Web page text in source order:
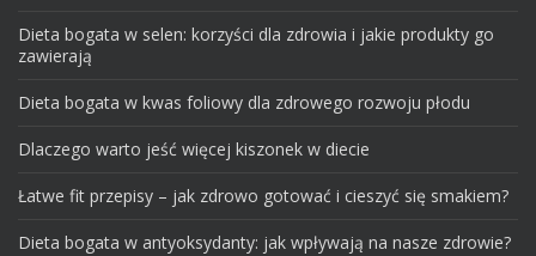
Dieta bogata w selen: korzyści dla zdrowia i jakie produkty go
zawierają
Dieta bogata w kwas foliowy dla zdrowego rozwoju płodu
Dlaczego warto jeść więcej kiszonek w diecie
Łatwe fit przepisy – jak zdrowo gotować i cieszyć się smakiem?
Dieta bogata w antyoksydanty: jak wpływają na nasze zdrowie?